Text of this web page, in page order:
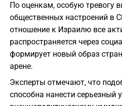
По оценкам, особую тревогу
общественных настроений в
отношение к Израилю все
распространяется через
формирует новый образ
арене.
Эксперты отмечают, что
способна нанести серьезный